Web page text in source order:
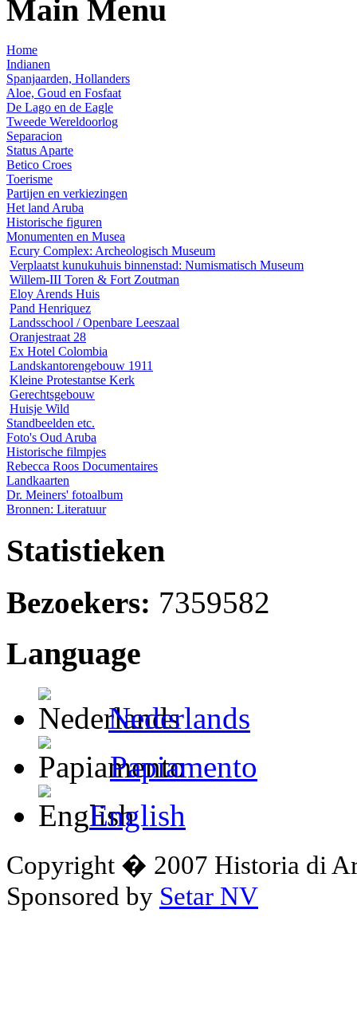
Main Menu
Home
Indianen
Spanjaarden, Hollanders
Aloe, Goud en Fosfaat
De Lago en de Eagle
Tweede Wereldoorlog
Separacion
Status Aparte
Betico Croes
Toerisme
Partijen en verkiezingen
Het land Aruba
Historische figuren
Monumenten en Musea
Ecury Complex: Archeologisch Museum
Verplaatst kunukuhuis binnenstad: Numismatisch Museum
Willem-III Toren & Fort Zoutman
Eloy Arends Huis
Pand Henriquez
Landsschool / Openbare Leeszaal
Oranjestraat 28
Ex Hotel Colombia
Landskantorengebouw 1911
Kleine Protestantse Kerk
Gerechtsgebouw
Huisje Wild
Standbeelden etc.
Foto's Oud Aruba
Historische filmpjes
Rebecca Roos Documentaires
Landkaarten
Dr. Meiners' fotoalbum
Bronnen: Literatuur
Statistieken
Bezoekers: 7359582
Language
Nederlands
Papiamento
English
Copyright � 2007 Historia di
Sponsored by Setar NV